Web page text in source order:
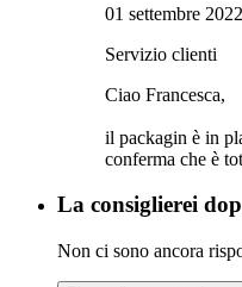
01 settembre 2022
Servizio clienti
Ciao Francesca,
il packagin è in
conferma che è
La consiglierei
Non ci sono ancora